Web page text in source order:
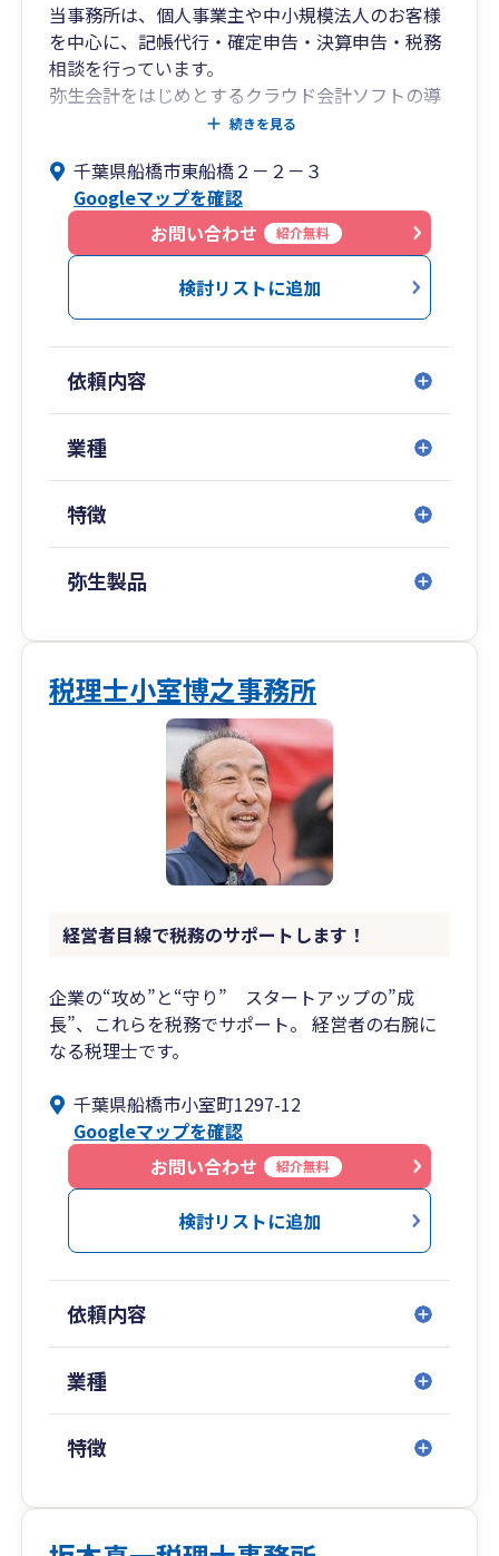
当事務所は、個人事業主や中小規模法人のお客様
を中心に、記帳代行・確定申告・決算申告・税務
相談を行っています。
弥生会計をはじめとするクラウド会計ソフトの導
入支援や運用サポートにも対応しており、経理業
特にIT企業、フリーランス、個人事業主の方のサ
ポート実績があり、クラウド会計ソフト（弥生会
計オンラインなど）の導入支援や経理の効率化に
も対応しています。
英語によるコミュニケーションにも対応可能で
初めて税理士に相談される方でも安心してご相談
いただけるよう、丁寧でわかりやすい対応を心が
けています。
い。
続きを見る
千葉県船橋市東船橋２－２－３
Googleマップを確認
お問い合わせ
紹介無料
検討リストに追加
依頼内容
業種
特徴
弥生製品
税理士小室博之事務所
経営者目線で税務のサポートします！
企業の“攻め”と“守り” スタートアップの”成
長”、これらを税務でサポート。 経営者の右腕に
なる税理士です。
千葉県船橋市小室町1297-12
Googleマップを確認
お問い合わせ
紹介無料
検討リストに追加
依頼内容
業種
特徴